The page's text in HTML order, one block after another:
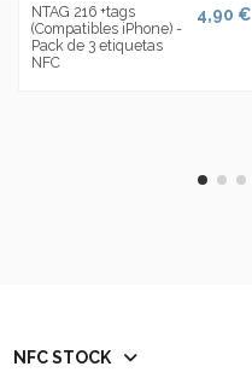
NTAG 216 +tags
(Compatibles iPhone) -
Pack de 3 etiquetas
NFC
4,90 €
NFC STOCK